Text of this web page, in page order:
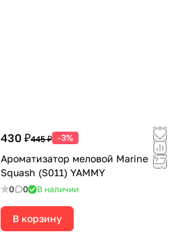
430 ₽445 ₽ -3%
Ароматизатор меловой Marine
Squash (S011) YAMMY
0 0 В наличии
В корзину